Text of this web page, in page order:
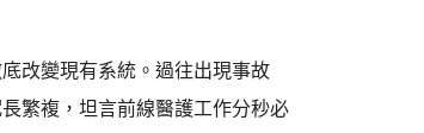
改變現有系統。過往出現事故
繁複，坦言前線醫護工作分秒必